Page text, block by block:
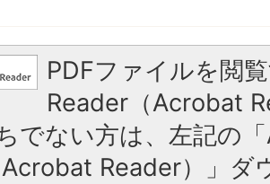
PDFファイルを閲
Reader（Acrobat
でない方は、左記の
Reader）」ダ